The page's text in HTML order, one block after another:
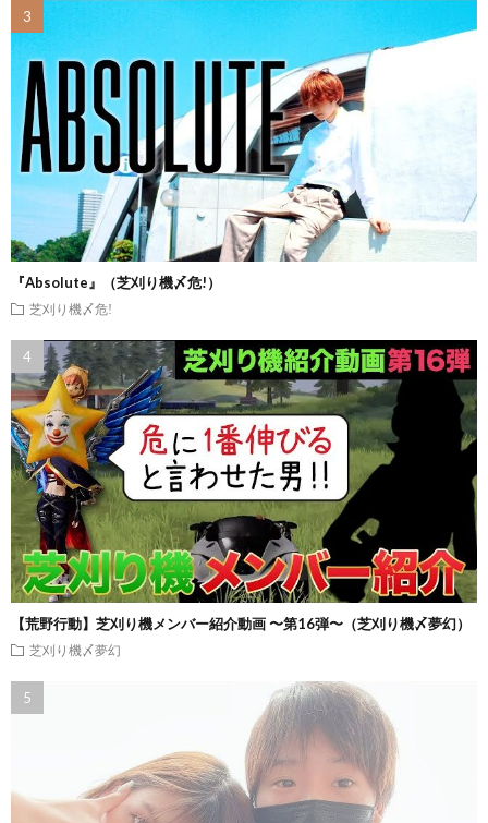
『Absolute』（芝刈り機〆危!）
芝刈り機〆危!
【荒野行動】芝刈り機メンバー紹介動画 〜第16弾〜（芝刈り機〆夢幻）
芝刈り機〆夢幻